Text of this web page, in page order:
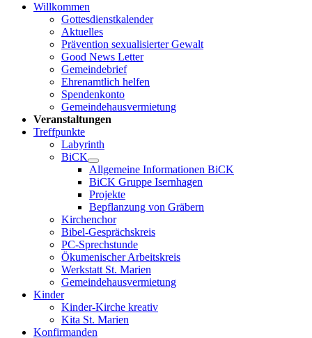
Willkommen
Gottesdienstkalender
Aktuelles
Prävention sexualisierter Gewalt
Good News Letter
Gemeindebrief
Ehrenamtlich helfen
Spendenkonto
Gemeindehausvermietung
Veranstaltungen
Treffpunkte
Labyrinth
BiCK
Allgemeine Informationen BiCK
BiCK Gruppe Isernhagen
Projekte
Bepflanzung von Gräbern
Kirchenchor
Bibel-Gesprächskreis
PC-Sprechstunde
Ökumenischer Arbeitskreis
Werkstatt St. Marien
Gemeindehausvermietung
Kinder
Kinder-Kirche kreativ
Kita St. Marien
Konfirmanden